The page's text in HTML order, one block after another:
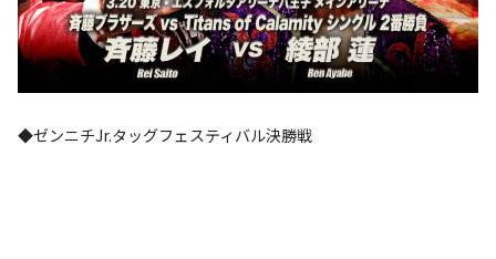
◆ゼンニチJr.タッグフェスティバル決勝戦